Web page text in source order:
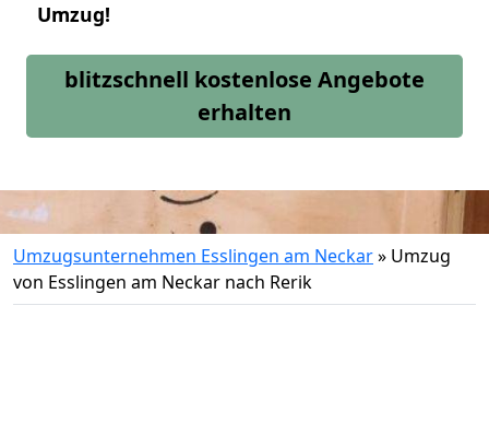
Umzug!
blitzschnell kostenlose Angebote
erhalten
Umzugsunternehmen Esslingen am Neckar» Umzug
von Esslingen am Neckar nach Rerik